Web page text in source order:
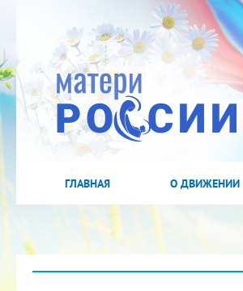
ГЛАВНАЯ О ДВИЖЕНИИ